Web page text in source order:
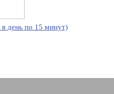
в день по 15 минут)